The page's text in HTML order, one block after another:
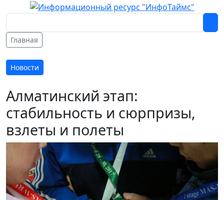
Главная
Новости
Алматинский этап:
стабильность и сюрпризы,
взлеты и полеты